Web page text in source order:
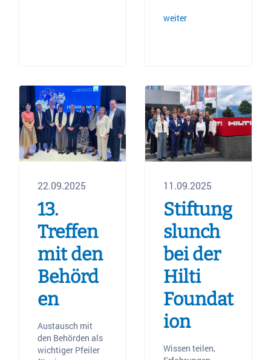
weiter
22.09.2025
13.
Treffen
mit den
Behörd
en
Austausch mit
den Behörden als
wichtiger Pfeiler
11.09.2025
Stiftung
slunch
bei der
Hilti
Foundat
ion
Wissen teilen,